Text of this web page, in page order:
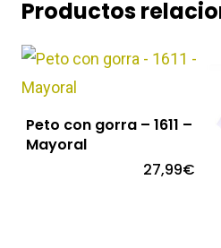
Productos
Peto con gorra – 1611 –
Mayoral
27,99€